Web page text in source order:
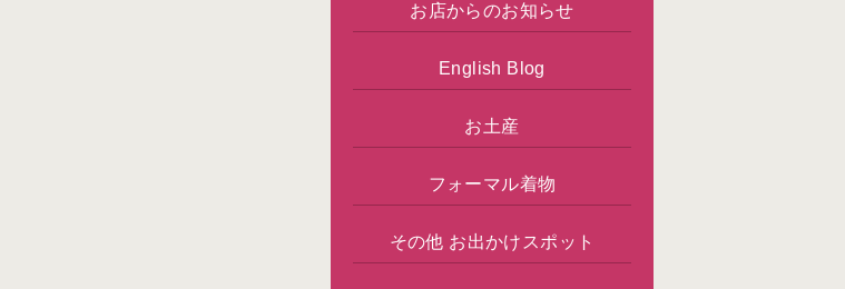
お店からのお知らせ
English Blog
お土産
フォーマル着物
その他 お出かけスポット